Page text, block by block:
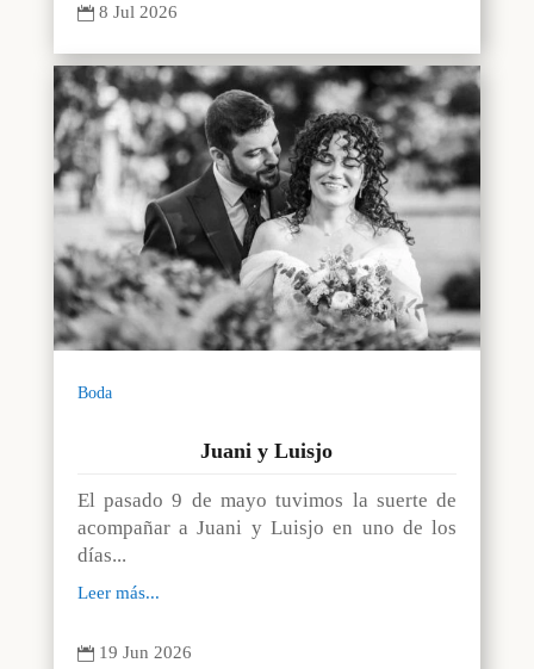
 8 Jul 2026
Boda
Juani y Luisjo
El pasado 9 de mayo tuvimos la suerte de
acompañar a Juani y Luisjo en uno de los
días...
Leer más...
 19 Jun 2026